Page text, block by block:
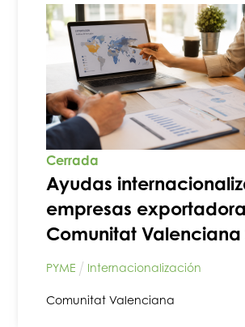
Cerrada
Ayudas
empresas
Comunitat Valenciana
PYME Internacionalización
Comunitat Valenciana